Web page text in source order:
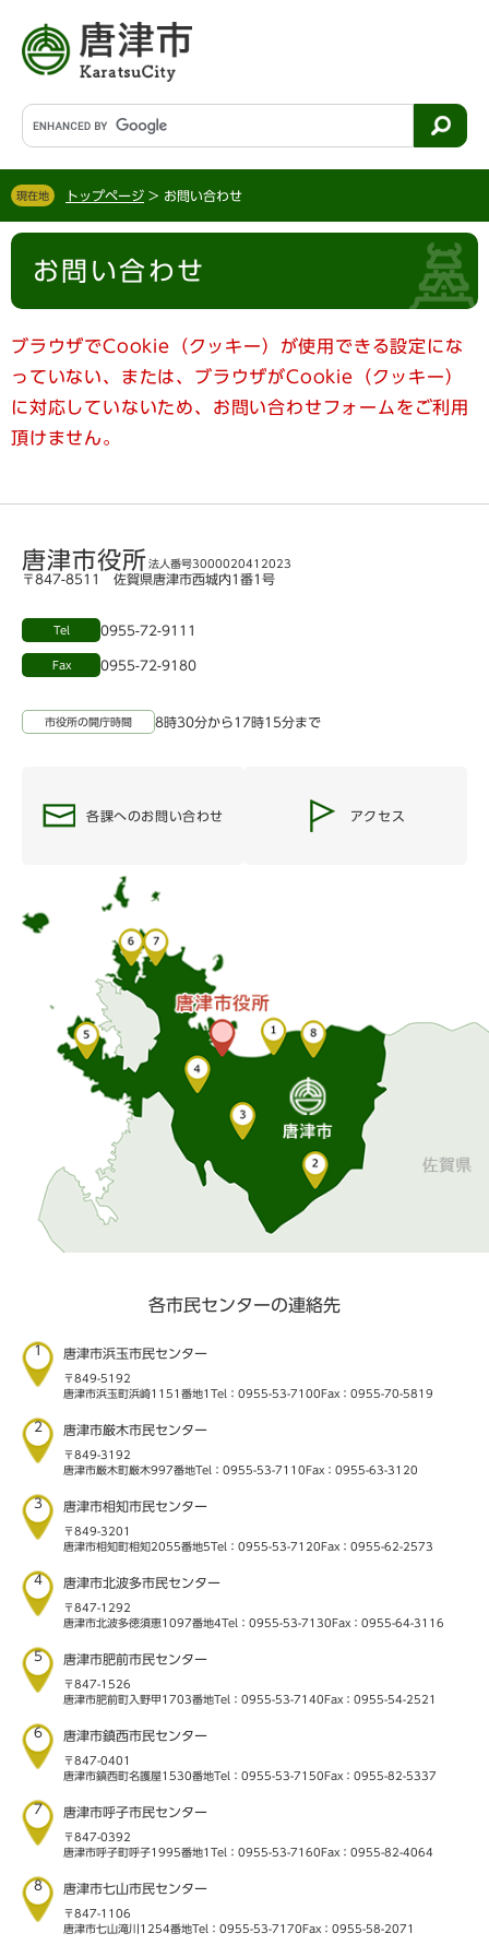
す
。
し
て
文
G
o
g
l
ス
検
現在地 トップページ > お問い合わせ
本
お問い合わせ
ブラウザでCookie（クッキー）が使用できる設定にな
っていない、または、ブラウザがCookie（クッキー）
に対応していないため、お問い合わせフォームをご利用
頂けません。
唐津市役所 法人番号3000020412023
〒847-8511 佐賀県唐津市西城内1番1号
Tel 0955-72-9111
Fax 0955-72-9180
市役所の開庁時間 8時30分から17時15分まで
各課へのお問い合わせ アクセス
各市民センターの連絡先
1 唐津市浜玉市民センター
〒849-5192
唐津市浜玉町浜崎1151番地1 Tel：0955-53-7100 Fax：0955-70-5819
2 唐津市厳木市民センター
〒849-3192
唐津市厳木町厳木997番地Tel：0955-53-7110 Fax：0955-63-3120
3 唐津市相知市民センター
〒849-3201
唐津市相知町相知2055番地5Tel：0955-53-7120 Fax：0955-62-2573
4 唐津市北波多市民センター
〒847-1292
唐津市北波多徳須恵1097番地4Tel：0955-53-7130 Fax：0955-64-3116
5 唐津市肥前市民センター
〒847-1526
唐津市肥前町入野甲1703番地Tel：0955-53-7140 Fax：0955-54-2521
6 唐津市鎮西市民センター
〒847-0401
唐津市鎮西町名護屋1530番地Tel：0955-53-7150 Fax：0955-82-5337
7 唐津市呼子市民センター
〒847-0392
唐津市呼子町呼子1995番地1 Tel：0955-53-7160 Fax：0955-82-4064
8 唐津市七山市民センター
〒847-1106
唐津市七山滝川1254番地Tel：0955-53-7170 Fax：0955-58-2071